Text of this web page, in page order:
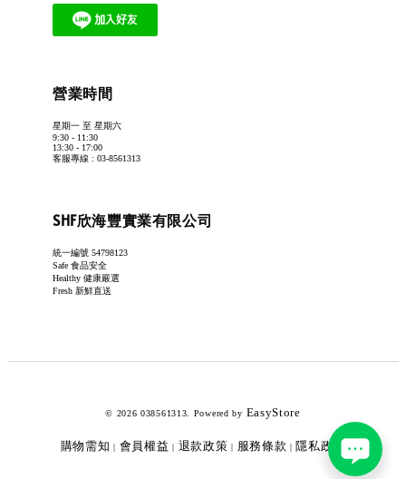
營業時間
星期一 至 星期六
9:30 - 11:30
13:30 - 17:00
客服專線 : 03-8561313
SHF欣海豐實業有限公司
統一編號 54798123
Safe 食品安全
Healthy 健康嚴選
Fresh 新鮮直送
© 2026 038561313. Powered by EasyStore
購物需知 會員權益 退款政策 服務條款 隱私政策